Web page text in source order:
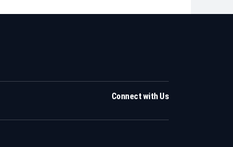
Connect with Us